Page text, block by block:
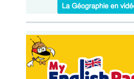
La Géographie en